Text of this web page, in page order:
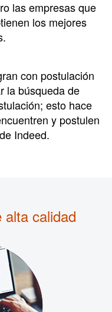
las empresas que
los mejores
con postulación
la búsqueda de
esto hace
y postulen
Indeed.
alta calidad